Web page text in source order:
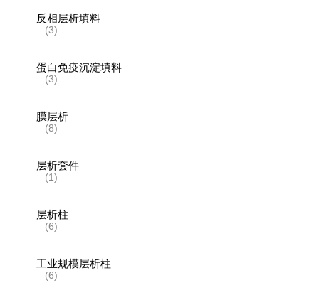
反相层析填料
(3)
蛋白免疫沉淀填料
(3)
膜层析
(8)
层析套件
(1)
层析柱
(6)
工业规模层析柱
(6)